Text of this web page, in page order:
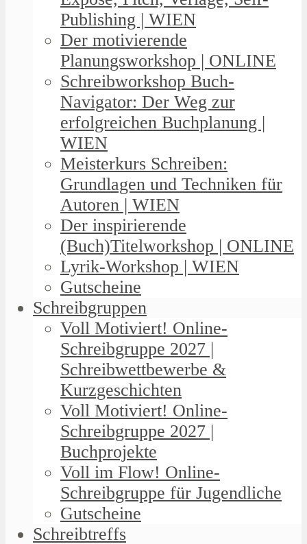
Publishing | WIEN
Der motivierende
Planungsworkshop | ONLINE
Schreibworkshop Buch-
Navigator: Der Weg zur
erfolgreichen Buchplanung |
WIEN
Meisterkurs Schreiben:
Grundlagen und Techniken für
Autoren | WIEN
Der inspirierende
(Buch)Titelworkshop | ONLINE
Lyrik-Workshop | WIEN
Gutscheine
Schreibgruppen
Voll Motiviert! Online-
Schreibgruppe 2027 |
Schreibwettbewerbe &
Kurzgeschichten
Voll Motiviert! Online-
Schreibgruppe 2027 |
Buchprojekte
Voll im Flow! Online-
Schreibgruppe für Jugendliche
Gutscheine
Schreibtreffs